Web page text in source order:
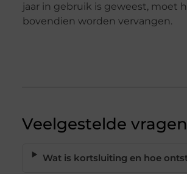
jaar in gebruik is geweest, moet
bovendien worden vervangen.
Veelgestelde vragen
Wat is kortsluiting en hoe